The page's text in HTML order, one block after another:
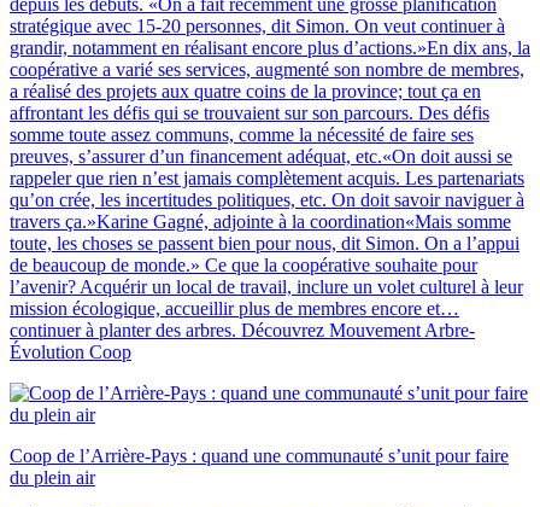
depuis les débuts. «On a fait récemment une grosse planification
stratégique avec 15-20 personnes, dit Simon. On veut continuer à
grandir, notamment en réalisant encore plus d’actions.»En dix ans, la
coopérative a varié ses services, augmenté son nombre de membres,
a réalisé des projets aux quatre coins de la province; tout ça en
affrontant les défis qui se trouvaient sur son parcours. Des défis
somme toute assez communs, comme la nécessité de faire ses
preuves, s’assurer d’un financement adéquat, etc.«On doit aussi se
rappeler que rien n’est jamais complètement acquis. Les partenariats
qu’on crée, les incertitudes politiques, etc. On doit savoir naviguer à
travers ça.»Karine Gagné, adjointe à la coordination«Mais somme
toute, les choses se passent bien pour nous, dit Simon. On a l’appui
de beaucoup de monde.» Ce que la coopérative souhaite pour
l’avenir? Acquérir un local de travail, inclure un volet culturel à leur
mission écologique, accueillir plus de membres encore et…
continuer à planter des arbres. Découvrez Mouvement Arbre-
Évolution Coop
Coop de l’Arrière-Pays : quand une communauté s’unit pour faire
du plein air